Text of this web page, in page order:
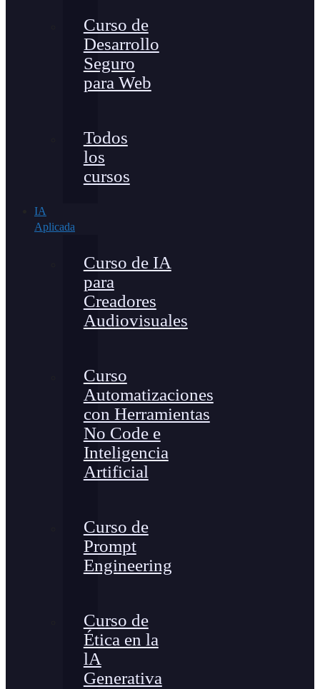
Curso de
Desarrollo
Seguro
para Web
Todos
los
cursos
IA
Aplicada
Curso de IA
para
Creadores
Audiovisuales
Curso
Automatizaciones
con Herramientas
No Code e
Inteligencia
Artificial
Curso de
Prompt
Engineering
Curso de
Ética en la
lA
Generativa